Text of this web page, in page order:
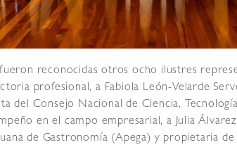
reconocidas otros ocho ilustres
profesional, a Fabiola León-Velarde
del Consejo Nacional de Ciencia,
en el campo empresarial, a Julia
de Gastronomía (Apega) y propietaria de